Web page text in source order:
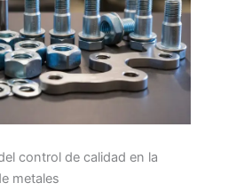
control de calidad en la
metales